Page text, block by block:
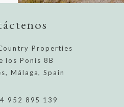
Properties
los Ponis 8B
Málaga, Spain
952 895 139